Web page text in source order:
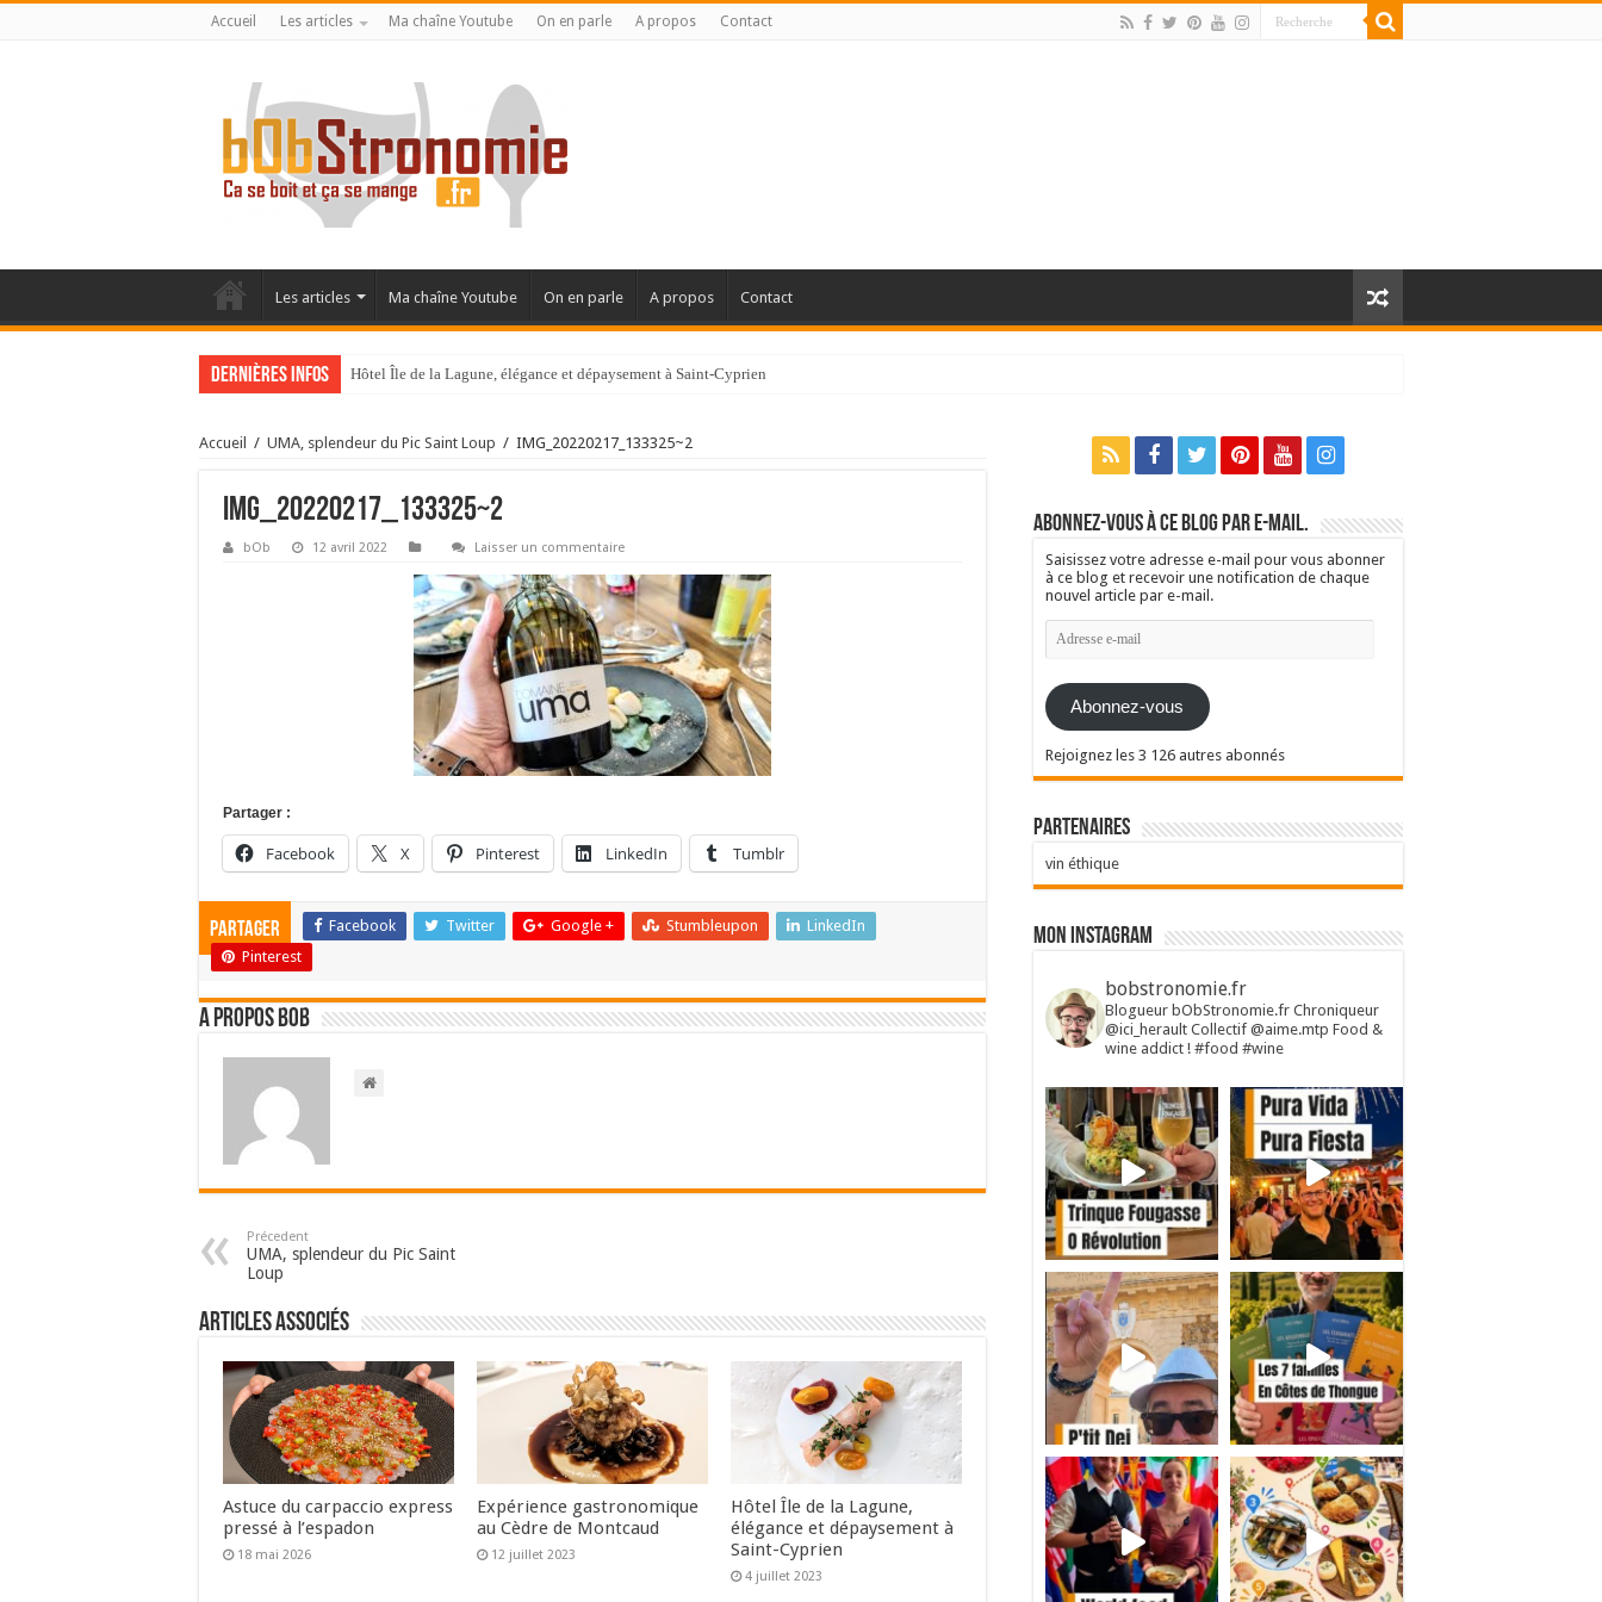
Accueil Les articles Ma chaîne Youtube On en parle A propos Contact
Les articles Ma chaîne Youtube On en parle A propos Contact
Dernières infos Hôtel Île de la Lagune, élégance et dépaysement à Saint-Cyprien
La Villa Duflot, pépite perpignanaise
Accueil / UMA, splendeur du Pic Saint Loup / IMG_20220217_133325~2
IMG_20220217_133325~2
bOb 12 avril 2022 Laisser un commentaire
Partager :
Facebook X Pinterest LinkedIn Tumblr
Partager Facebook Twitter Google + Stumbleupon
LinkedIn
Pinterest
A propos bOb
Précedent
UMA, splendeur du Pic Saint
Loup
Articles associés
Astuce du carpaccio express
pressé à l’espadon
18 mai 2026
Expérience gastronomique
au Cèdre de Montcaud
12 juillet 2023
Hôtel Île de la Lagune,
élégance et dépaysement à
Saint-Cyprien
4 juillet 2023
Abonnez-vous à ce blog par e-mail.
Saisissez votre adresse e-mail pour vous abonner
à ce blog et recevoir une notification de chaque
nouvel article par e-mail.
Adresse
e-
Abonnez-vous
Rejoignez les 3 126 autres abonnés
Partenaires
vin éthique
Mon Instagram
bobstronomie.fr
Blogueur bObStronomie.fr Chroniqueur
@ici_herault Collectif @aime.mtp Food &
wine addict ! #food #wine